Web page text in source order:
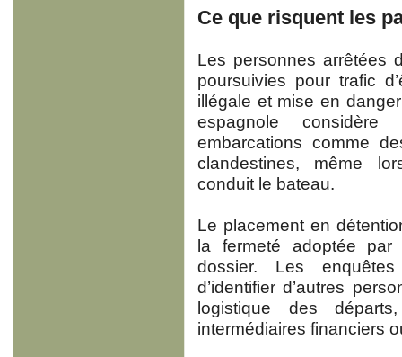
Ce que risquent les
Les personnes arrêtées
poursuivies pour trafic
illégale et mise en
espagnole
embarcations comme
clandestines, même
conduit le bateau.
Le placement en
la fermeté adoptée
dossier. Les
d’identifier d’autres
logistique des
intermédiaires financiers